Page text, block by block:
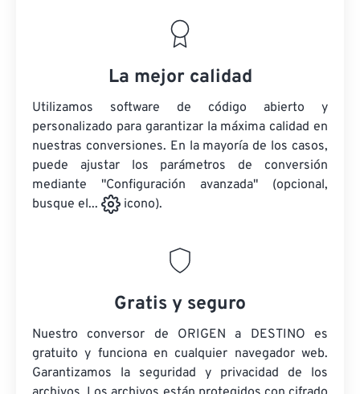
La mejor calidad
Utilizamos software de código abierto y
personalizado para garantizar la máxima calidad en
nuestras conversiones. En la mayoría de los casos,
puede ajustar los parámetros de conversión
mediante "Configuración avanzada" (opcional,
busque el...
icono).
Gratis y seguro
Nuestro conversor de ORIGEN a DESTINO es
gratuito y funciona en cualquier navegador web.
Garantizamos la seguridad y privacidad de los